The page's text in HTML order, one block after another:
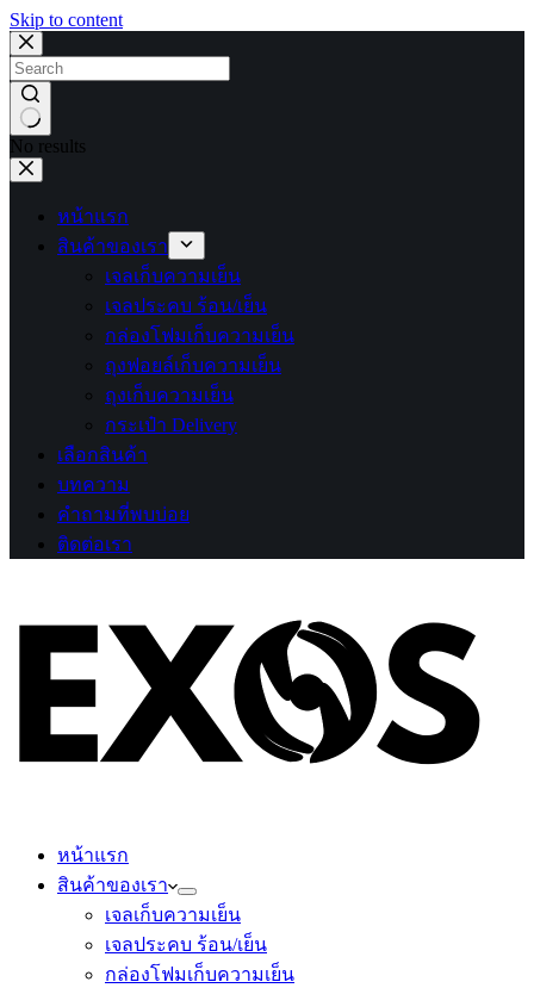
Skip to content
No results
หน้าแรก
สินค้าของเรา
เจลเก็บความเย็น
เจลประคบ ร้อน/เย็น
กล่องโฟมเก็บความเย็น
ถุงฟอยล์เก็บความเย็น
ถุงเก็บความเย็น
กระเป๋า Delivery
เลือกสินค้า
บทความ
คำถามที่พบบ่อย
ติดต่อเรา
หน้าแรก
สินค้าของเรา
เจลเก็บความเย็น
เจลประคบ ร้อน/เย็น
กล่องโฟมเก็บความเย็น